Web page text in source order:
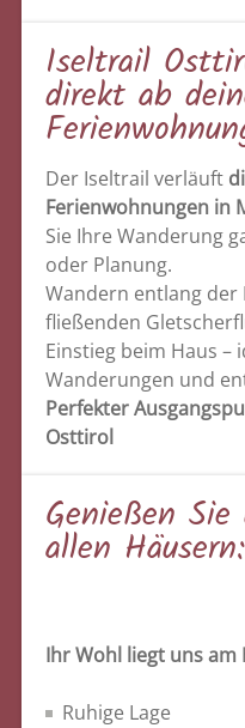
Iseltrail
direkt ab
Der Iseltrail verläuft
Ferienwohnungen in
Sie Ihre Wanderung
oder Planung.
Wandern entlang der
fließenden
Einstieg beim Haus –
Wanderungen und
Perfekter
Osttirol
Genießen
allen Häusern:
Ihr Wohl liegt uns am
Ruhige Lage